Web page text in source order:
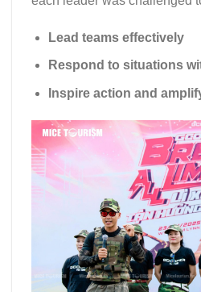
Lead teams effectively
Respond to situations
Inspire action and